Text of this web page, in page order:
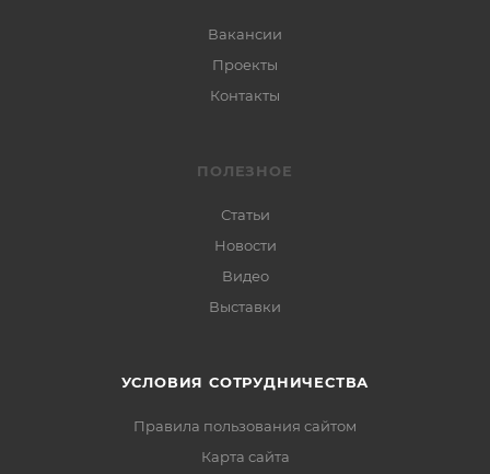
Вакансии
Проекты
Контакты
ПОЛЕЗНОЕ
Статьи
Новости
Видео
Выставки
УСЛОВИЯ СОТРУДНИЧЕСТВА
Правила пользования сайтом
Карта сайта